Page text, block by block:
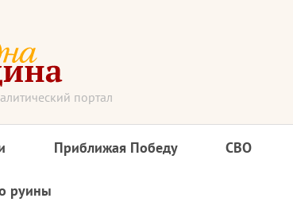
портал
Приближая Победу СВО
руины